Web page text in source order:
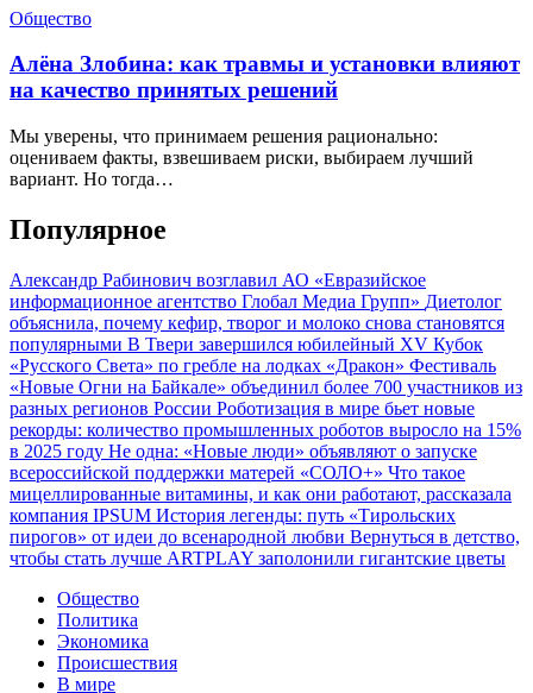
Общество
Алёна Злобина: как травмы и установки влияют
на качество принятых решений
Мы уверены, что принимаем решения рационально:
оцениваем факты, взвешиваем риски, выбираем лучший
вариант. Но тогда…
Популярное
Александр Рабинович возглавил АО «Евразийское
информационное агентство Глобал Медиа Групп» Диетолог
объяснила, почему кефир, творог и молоко снова становятся
популярными В Твери завершился юбилейный XV Кубок
«Русского Света» по гребле на лодках «Дракон» Фестиваль
«Новые Огни на Байкале» объединил более 700 участников из
разных регионов России Роботизация в мире бьет новые
рекорды: количество промышленных роботов выросло на 15%
в 2025 году Не одна: «Новые люди» объявляют о запуске
всероссийской поддержки матерей «СОЛО+» Что такое
мицеллированные витамины, и как они работают, рассказала
компания IPSUM История легенды: путь «Тирольских
пирогов» от идеи до всенародной любви Вернуться в детство,
чтобы стать лучше ARTPLAY заполонили гигантские цветы
Общество
Политика
Экономика
Происшествия
В мире